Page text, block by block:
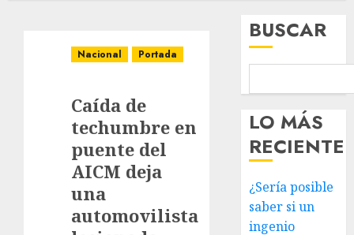
Nacional Portada
Caída de
techumbre en
puente del
AICM deja
una
automovilista
BUSCAR
LO MÁS
RECIENTE
¿Sería posible
saber si un
ingenio